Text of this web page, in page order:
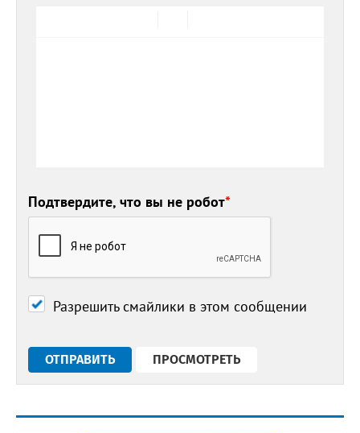
Подтвердите, что вы не робот*
Разрешить смайлики в этом сообщении